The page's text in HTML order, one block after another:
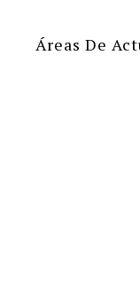
Áreas De